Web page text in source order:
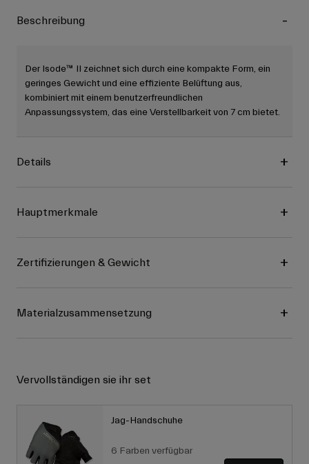
Beschreibung
Der Isode™ II zeichnet sich durch eine kompakte Form, ein
geringes Gewicht und eine effiziente Belüftung aus,
kombiniert mit einem benutzerfreundlichen
Anpassungssystem, das eine Verstellbarkeit von 7 cm bietet.
Details
Hauptmerkmale
Zertifizierungen & Gewicht
Materialzusammensetzung
Vervollständigen sie ihr set
Jag-Handschuhe
6 Farben verfügbar